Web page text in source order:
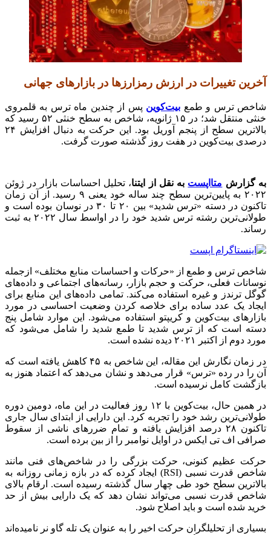
آخرین تغییرات در ارزش رمزارزها در بازارهای جهانی
شاخص ترس و طمع بیت‌کوین پس از چندین ماه ترس به قلمروی
خنثی منتقل شد؛ در ۱۵ ژانویه، شاخص به سطح خنثی ۵۲ رسید که
بالاترین سطح از پنجم آوریل بود. این حرکت به دنبال افزایش ۲۴
درصدی بیت‌کوین در هفت روز گذشته صورت گرفت.
به گزارش متااپست به نقل از ایتنا، تحلیل احساسات بازار در ژوئن
۲۰۲۲ به پایین‌ترین سطح چند ساله خود یعنی ۹ رسید. از آن زمان
تاکنون در دسته «ترس شدید» بین ۲۰ تا ۳۰ در نوسان بوده است و
طولانی‌ترین رشته ترس شدید خود را در اواسط سال ۲۰۲۲ به ثبت
رساند.
شاخص ترس و طمع از «حرکات و احساسات منابع مختلف» ازجمله
نوسانات فعلی، حرکت و حجم بازار، رسانه‌های اجتماعی و داده‌های
گوگل ترندز و غیره استفاده می‌کند. تمامی داده‌های این منابع برای
ایجاد یک عدد ساده برای خلاصه کردن وضعیت احساسی در مورد
بازارهای بیت‌کوین و کریپتو استفاده می‌شود. این موارد شامل پنج
دسته است که از ترس شدید تا طمع شدید را شامل می‌شود که
مورد دوم از اکتبر ۲۰۲۱ دیده نشده است.
در زمان نگارش این مقاله، این شاخص به ۴۵ کاهش یافته است که
آن را در رده «ترس» قرار می‌دهد و نشان می‌دهد که اعتماد هنوز به
بازگشت کامل نرسیده است.
در همین حال، بیت‌کوین با ۱۲ روز فعالیت در این ماه، دومین دوره
طولانی‌ترین رشد خود را تجربه کرد. این دارایی از ابتدای سال جاری
تاکنون ۲۸ درصد افزایش یافته و تمام ضررهای ناشی از سقوط
صرافی اف تی ایکس در اوایل نوامبر را از بین برده است.
حرکت عظیم کنونی، حرکت بزرگی را در شاخص‌های فنی مانند
شاخص قدرت نسبی (RSI) ایجاد کرده که در بازه زمانی روزانه به
بالاترین سطح خود طی چهار سال گذشته رسیده است. ارقام بالای
شاخص قدرت نسبی می‌تواند نشان دهد که یک دارایی بیش از حد
خرید شده است و باید اصلاح شود.
بسیاری از تحلیلگران حرکت اخیر را به عنوان یک تله گاو نر نامیده‌اند